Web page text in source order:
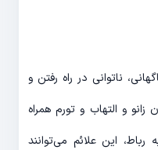
ناتوانی در راه رفتن و
و التهاب و تورم همراه
این علائم می‌توانند